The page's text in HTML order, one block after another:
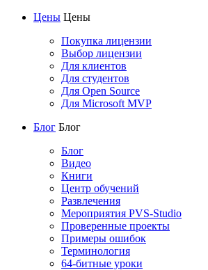
Цены Цены
Покупка лицензии
Выбор лицензии
Для клиентов
Для студентов
Для Open Source
Для Microsoft MVP
Блог Блог
Блог
Видео
Книги
Центр обучений
Развлечения
Мероприятия PVS-Studio
Проверенные проекты
Примеры ошибок
Терминология
64-битные уроки